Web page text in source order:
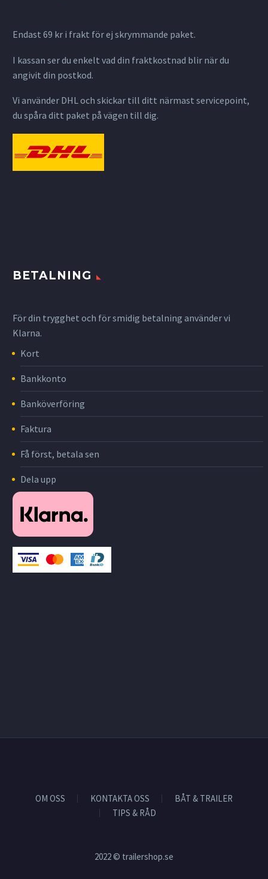
Endast 69 kr i frakt för ej skrymmande paket.
I kassan ser du enkelt vad din fraktkostnad blir när du
angivit din postkod.
Vi använder DHL och skickar till ditt närmast servicepoint,
du spåra ditt paket på vägen till dig.
BETALNING
För din trygghet och för smidig betalning använder vi
Klarna.
Kort
Bankkonto
Banköverföring
Faktura
Få först, betala sen
Dela upp
OM OSS KONTAKTA OSS
BÅT & TRAILER
TIPS & RÅD
2022 © trailershop.se